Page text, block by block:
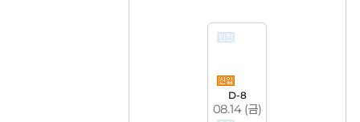
D-8
08.14 (금)